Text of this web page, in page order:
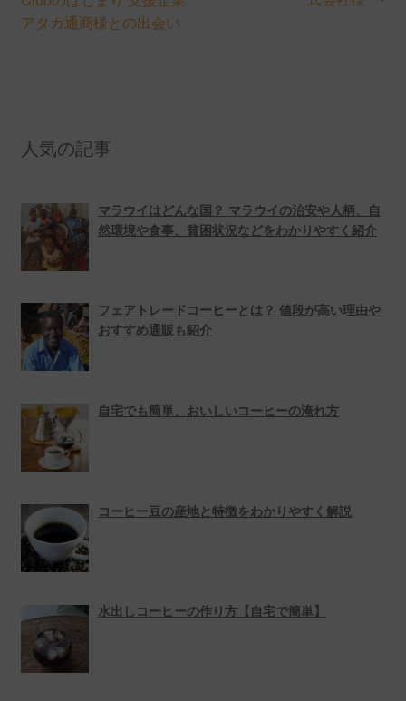
稿
ー
ョ
ン
投
アタカ通商様との出会い
人気の記事
マラウイはどんな国？ マラウイの治安や人柄、自
然環境や食事、貧困状況などをわかりやすく紹介
フェアトレードコーヒーとは？ 値段が高い理由や
おすすめ通販も紹介
自宅でも簡単、おいしいコーヒーの淹れ方
コーヒー豆の産地と特徴をわかりやすく解説
水出しコーヒーの作り方【自宅で簡単】